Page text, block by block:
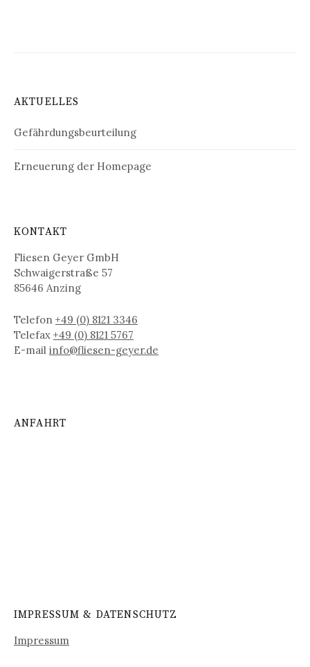
AKTUELLES
Gefährdungsbeurteilung
Erneuerung der Homepage
KONTAKT
Fliesen Geyer GmbH
Schwaigerstraße 57
85646 Anzing
Telefon +49 (0) 8121 3346
Telefax +49 (0) 8121 5767
E-mail info@fliesen-geyer.de
ANFAHRT
IMPRESSUM & DATENSCHUTZ
Impressum